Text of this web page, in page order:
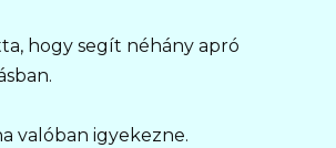
hogy segít néhány apró
valóban igyekezne.